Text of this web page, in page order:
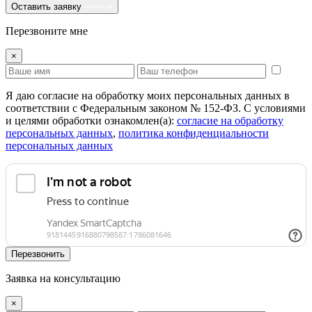
Оставить заявку
Перезвоните мне
×
Я даю согласие на обработку моих персональных данных в
соответствии с Федеральным законом № 152-ФЗ. С условиями
и целями обработки ознакомлен(а): cогласие на обработку
персональных данных, политика конфиденциальности
персональных данных
Перезвонить
Заявка на консультацию
×